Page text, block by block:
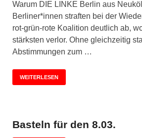
Warum DIE LINKE Berlin aus
Berliner*innen straften bei der
rot-grün-rote Koalition deutlich ab,
stärksten verlor. Ohne gleichzeitig
Abstimmungen zum …
WEITERLESEN
Basteln für den 8.03.